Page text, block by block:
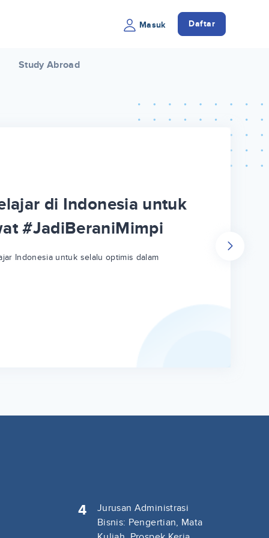
Masuk Daftar
Study Abroad
di Indonesia untuk
#JadiBeraniMimpi
Indonesia untuk selalu optimis dalam
4
Jurusan Administrasi
Bisnis: Pengertian, Mata